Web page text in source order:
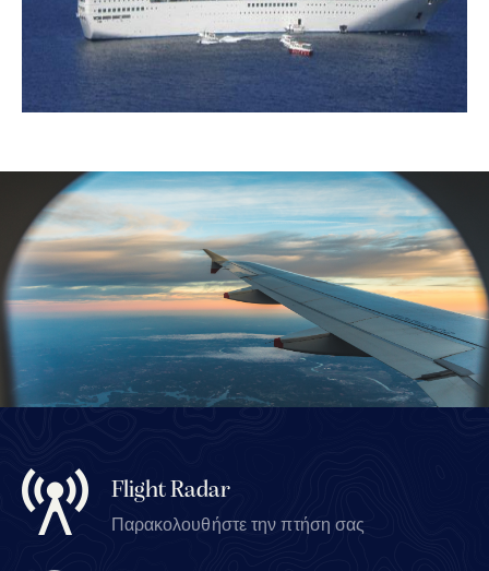
Flight Radar
Παρακολουθήστε την πτήση σας